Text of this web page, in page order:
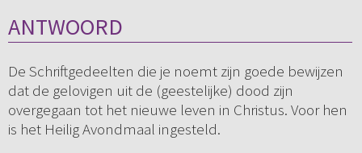
ANTWOORD
De Schriftgedeelten die je noemt zijn goede bewijzen
dat de gelovigen uit de (geestelijke) dood zijn
overgegaan tot het nieuwe leven in Christus. Voor hen
is het Heilig Avondmaal ingesteld.